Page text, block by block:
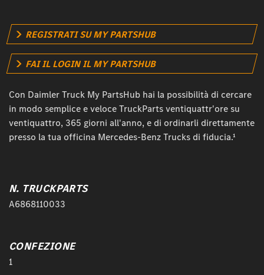
REGISTRATI SU MY PARTSHUB
FAI IL LOGIN IL MY PARTSHUB
Con Daimler Truck My PartsHub hai la possibilità di cercare
in modo semplice e veloce TruckParts ventiquattr'ore su
ventiquattro, 365 giorni all'anno, e di ordinarli direttamente
presso la tua officina Mercedes-Benz Trucks di fiducia.¹
N. TRUCKPARTS
A6868110033
CONFEZIONE
1